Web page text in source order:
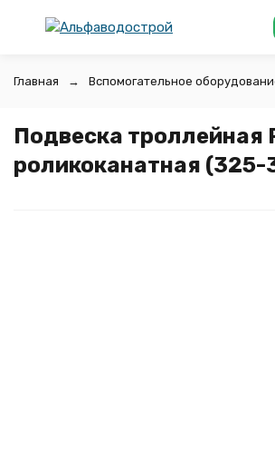
Главная Вспомогательное
Подвеска троллейная
роликоканатная (325-